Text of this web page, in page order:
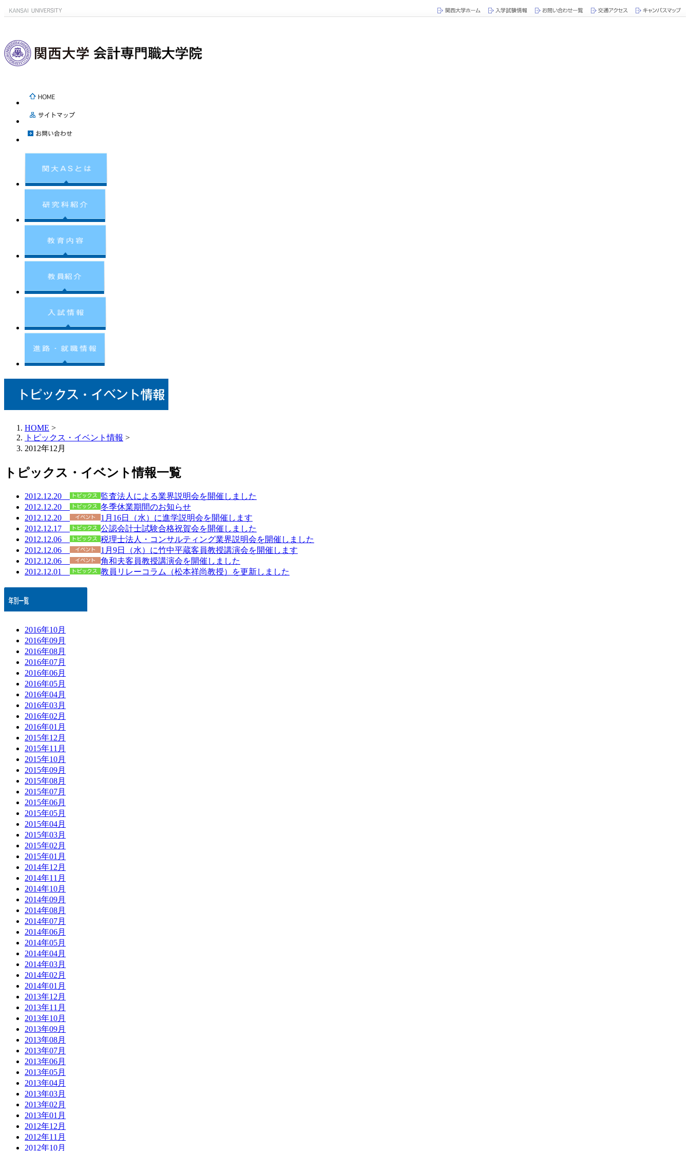
HOME >
トピックス・イベント情報 >
2012年12月
トピックス・イベント情報一覧
2012.12.20
監査法人による業界説明会を開催しました
2012.12.20
冬季休業期間のお知らせ
2012.12.20
1月16日（水）に進学説明会を開催します
2012.12.17
公認会計士試験合格祝賀会を開催しました
2012.12.06
税理士法人・コンサルティング業界説明会を開催しました
2012.12.06
1月9日（水）に竹中平蔵客員教授講演会を開催します
2012.12.06
角和夫客員教授講演会を開催しました
2012.12.01
教員リレーコラム（松本祥尚教授）を更新しました
2016年10月
2016年09月
2016年08月
2016年07月
2016年06月
2016年05月
2016年04月
2016年03月
2016年02月
2016年01月
2015年12月
2015年11月
2015年10月
2015年09月
2015年08月
2015年07月
2015年06月
2015年05月
2015年04月
2015年03月
2015年02月
2015年01月
2014年12月
2014年11月
2014年10月
2014年09月
2014年08月
2014年07月
2014年06月
2014年05月
2014年04月
2014年03月
2014年02月
2014年01月
2013年12月
2013年11月
2013年10月
2013年09月
2013年08月
2013年07月
2013年06月
2013年05月
2013年04月
2013年03月
2013年02月
2013年01月
2012年12月
2012年11月
2012年10月